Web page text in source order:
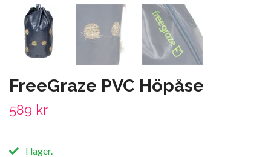
FreeGraze PVC Höpåse
589 kr
I lager.